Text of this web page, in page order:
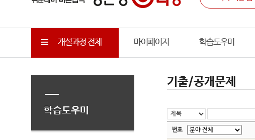
개설과정 전체 마이페이지 학습도우미
학습도우미
기출/공개문제
번호